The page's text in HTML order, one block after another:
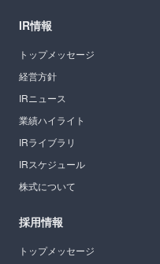
IR情報
トップメッセージ
経営方針
IRニュース
業績ハイライト
IRライブラリ
IRスケジュール
株式について
採用情報
トップメッセージ